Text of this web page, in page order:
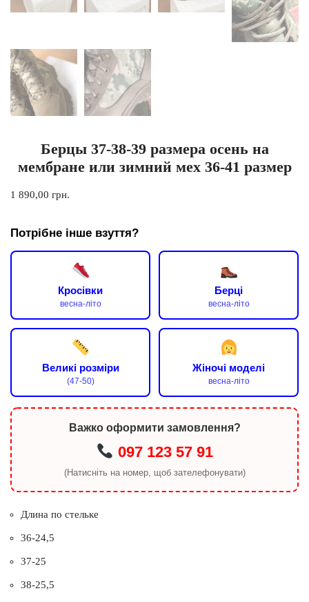
Берцы 37-38-39 размера осень на
мембране или зимний мех 36-41 размер
1 890,00 грн.
Потрібне інше взуття?
Кросівки
весна-літо
Берці
весна-літо
Великі розміри
(47-50)
Жіночі моделі
весна-літо
Важко оформити замовлення?
097 123 57 91
(Натисніть на номер, щоб зателефонувати)
Длина по стельке
36-24,5
37-25
38-25,5